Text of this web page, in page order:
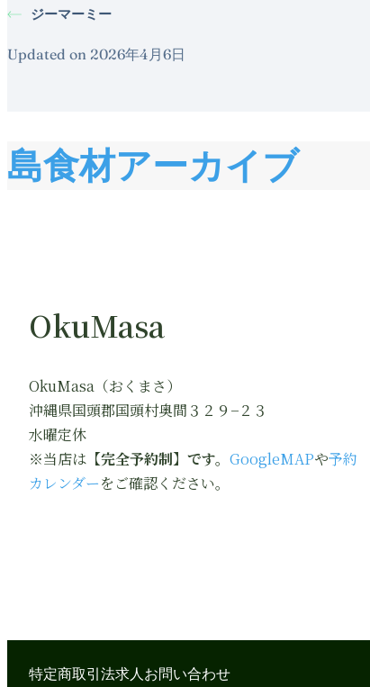
ジーマーミー
Updated on 2026年4月6日
島食材アーカイブ
OkuMasa
OkuMasa（おくまさ）
沖縄県国頭郡国頭村奥間３２９−２３
水曜定休
※当店は 【完全予約制】です。 GoogleMAPや予約
カレンダーをご確認ください。
特定商取引法求人お問い合わせ